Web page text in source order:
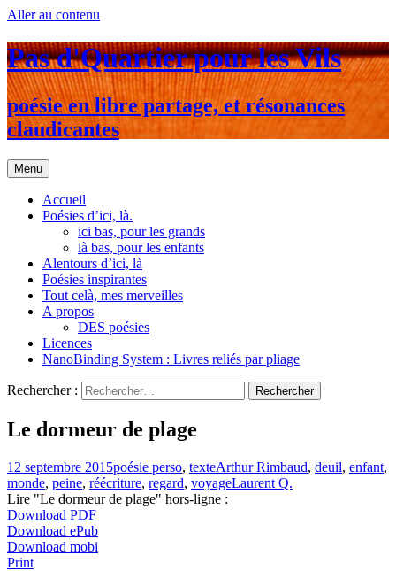
Aller au contenu
Pas d'Quartier pour les Vils
poésie en libre partage, et résonances
claudicantes
Menu
Accueil
Poésies d’ici, là.
ici bas, pour les grands
là bas, pour les enfants
Alentours d’ici, là
Poésies inspirantes
Tout celà, mes merveilles
A propos
DES poésies
Licences
NanoBinding System : Livres reliés par pliage
Rechercher :
Le dormeur de plage
12 septembre 2015poésie perso, texteArthur Rimbaud, deuil, enfant,
monde, peine, réécriture, regard, voyageLaurent Q.
Lire "Le dormeur de plage" hors-ligne :
Download PDF
Download ePub
Download mobi
Print